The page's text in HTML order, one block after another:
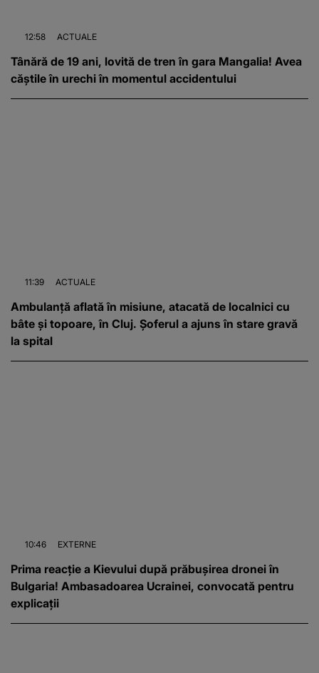
12:58 ACTUALE
Tânără de 19 ani, lovită de tren în gara Mangalia! Avea
căștile în urechi în momentul accidentului
11:39 ACTUALE
Ambulanță aflată în misiune, atacată de localnici cu
bâte și topoare, în Cluj. Șoferul a ajuns în stare gravă
la spital
10:46 EXTERNE
Prima reacție a Kievului după prăbușirea dronei în
Bulgaria! Ambasadoarea Ucrainei, convocată pentru
explicații